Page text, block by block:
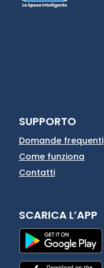
SUPPORTO
Domande frequenti
Come funziona
Contatti
SCARICA L’APP